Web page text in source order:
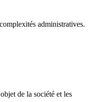
administratives.
de la société et les